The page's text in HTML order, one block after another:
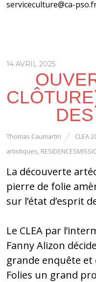
serviceculture@ca-
14 AVRIL 2025
Thomas Caumartin CLEA
artistiques,
La découverte
pierre de folie
sur l’état d’esprit
Le CLEA par
Fanny Alizon
grande enquête et
Folies un grand